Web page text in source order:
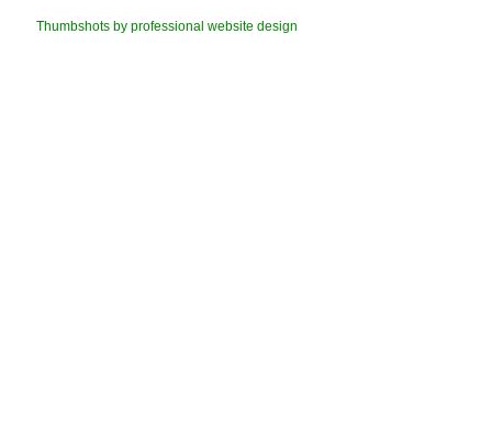
Thumbshots by professional website design